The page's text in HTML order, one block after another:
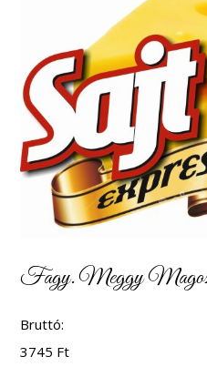
Fagy. Meggy
Bruttó:
3745 Ft